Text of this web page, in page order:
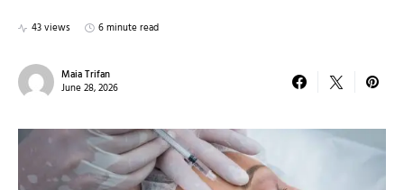
43 views 6 minute read
Maia Trifan
June 28, 2026